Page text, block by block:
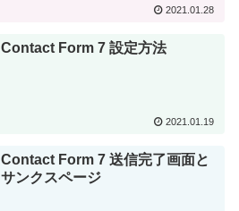
2021.01.28
Contact Form 7 設定方法
2021.01.19
Contact Form 7 送信完了画面と
サンクスページ